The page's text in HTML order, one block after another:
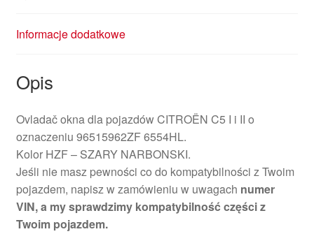
Informacje dodatkowe
Opis
Ovladač okna dla pojazdów CITROËN C5 I i II o
oznaczeniu 96515962ZF 6554HL.
Kolor HZF – SZARY NARBONSKI.
Jeśli nie masz pewności co do kompatybilności z Twoim
pojazdem, napisz w zamówieniu w uwagach numer
VIN, a my sprawdzimy kompatybilność części z
Twoim pojazdem.